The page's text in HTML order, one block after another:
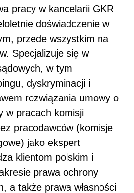
pracy w kancelarii GKR
doświadczenie w
przede wszystkim na
Specjalizuje się w
w tym
dyskryminacji i
rozwiązania umowy o
w pracach komisji
pracodawców (komisje
jako ekspert
klientom polskim i
prawa ochrony
a także prawa własności